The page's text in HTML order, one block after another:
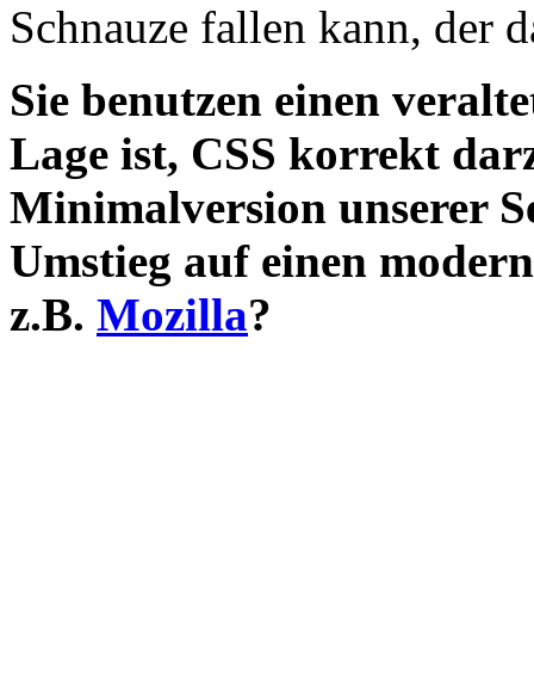
Schnauze fallen kann, der
Sie benutzen einen
Lage ist, CSS korrekt
Minimalversion unserer
Umstieg auf einen
z.B. Mozilla?